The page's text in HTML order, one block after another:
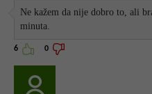
Ne kažem da nije dobro to, ali
minuta.
6 0